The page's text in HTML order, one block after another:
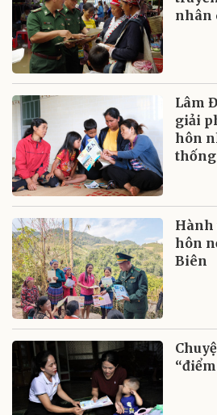
nhân
Lâm
giải
hôn
thống
Hành
hôn
Biên